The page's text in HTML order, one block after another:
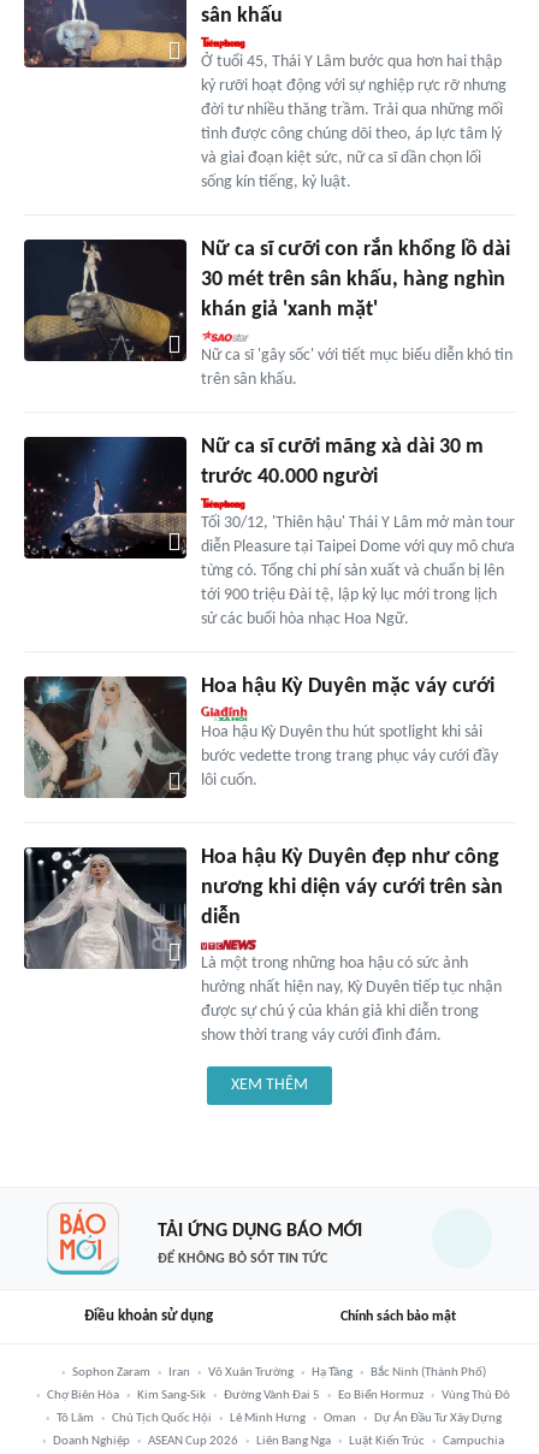
sân khấu
Ở tuổi 45, Thái Y Lâm bước qua hơn hai thập
kỷ rưỡi hoạt động với sự nghiệp rực rỡ nhưng
đời tư nhiều thăng trầm. Trải qua những mối
tình được công chúng dõi theo, áp lực tâm lý
và giai đoạn kiệt sức, nữ ca sĩ dần chọn lối
sống kín tiếng, kỷ luật.
Nữ ca sĩ cưỡi con rắn khổng lồ dài
30 mét trên sân khấu, hàng nghìn
khán giả 'xanh mặt'
Nữ ca sĩ 'gây sốc' với tiết mục biểu diễn khó tin
trên sân khấu.
Nữ ca sĩ cưỡi mãng xà dài 30 m
trước 40.000 người
Tối 30/12, 'Thiên hậu' Thái Y Lâm mở màn tour
diễn Pleasure tại Taipei Dome với quy mô chưa
từng có. Tổng chi phí sản xuất và chuẩn bị lên
tới 900 triệu Đài tệ, lập kỷ lục mới trong lịch
sử các buổi hòa nhạc Hoa Ngữ.
Hoa hậu Kỳ Duyên mặc váy cưới
Hoa hậu Kỳ Duyên thu hút spotlight khi sải
bước vedette trong trang phục váy cưới đầy
lôi cuốn.
Hoa hậu Kỳ Duyên đẹp như công
nương khi diện váy cưới trên sàn
diễn
Là một trong những hoa hậu có sức ảnh
hưởng nhất hiện nay, Kỳ Duyên tiếp tục nhận
được sự chú ý của khán giả khi diễn trong
show thời trang váy cưới đình đám.
XEM THÊM
TẢI ỨNG DỤNG BÁO MỚI
ĐỂ KHÔNG BỎ SÓT TIN TỨC
Điều khoản sử dụng Chính sách bảo mật
Sophon Zaram Iran Võ Xuân Trường Hạ Tầng
Bắc Ninh (thành Phố)
Chợ Biên Hòa
Kim Sang-Sik Đường Vành Đai 5 Eo Biển Hormuz
Vùng Thủ Đô
Tô Lâm
Chủ Tịch Quốc Hội Lê Minh Hưng Oman
Dự Án Đầu Tư Xây Dựng
Doanh Nghiệp
ASEAN Cup 2026 Liên Bang Nga Luật Kiến Trúc Campuchia